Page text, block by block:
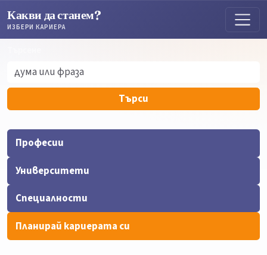
Какви да станем?
ИЗБЕРИ КАРИЕРА
Търси
Професии
Университети
Специалности
Планирай кариерата си